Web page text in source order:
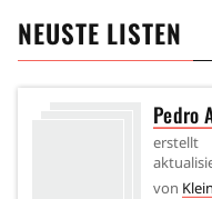
NEUSTE LISTEN
Pedro
erstellt
von